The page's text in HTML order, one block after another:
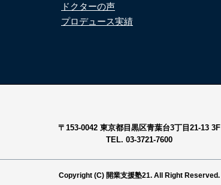
ドクターの声
プロデュース実績
〒153-0042 東京都目黒区青葉台3丁目21-13 3F
TEL. 03-3721-7600
Copyright (C) 開業支援塾21. All Right Reserved.